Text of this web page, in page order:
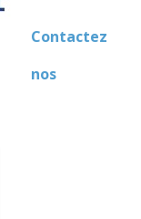
Contactez
nos